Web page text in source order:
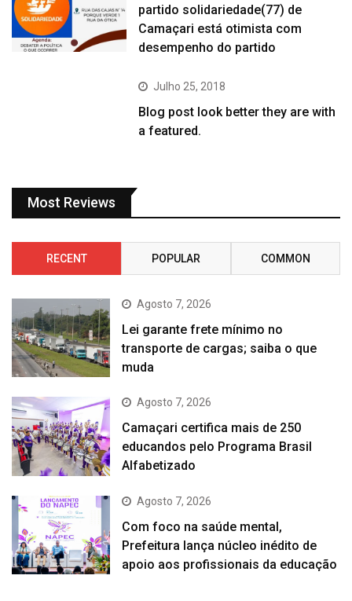
partido solidariedade(77) de
Camaçari está otimista com
desempenho do partido
Julho 25, 2018
Blog post look better they are with
a featured.
Most Reviews
RECENT POPULAR COMMON
Agosto 7, 2026
Lei garante frete mínimo no
transporte de cargas; saiba o que
muda
Agosto 7, 2026
Camaçari certifica mais de 250
educandos pelo Programa Brasil
Alfabetizado
Agosto 7, 2026
Com foco na saúde mental,
Prefeitura lança núcleo inédito de
apoio aos profissionais da educação